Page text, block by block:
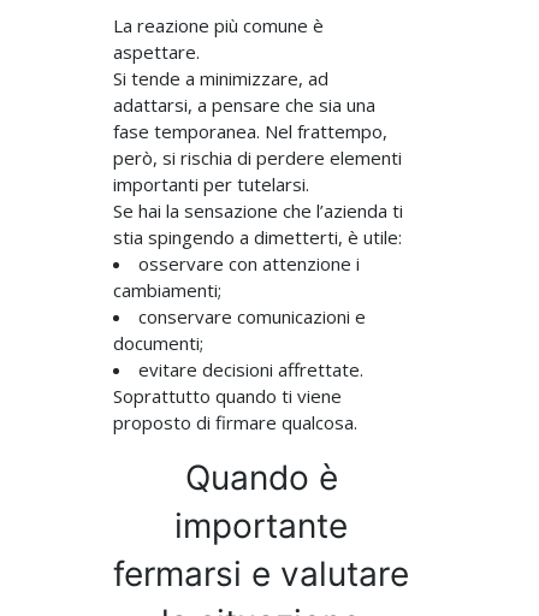
La reazione più comune è
aspettare.
Si tende a minimizzare, ad
adattarsi, a pensare che sia una
fase temporanea. Nel frattempo,
però, si rischia di perdere elementi
importanti per tutelarsi.
Se hai la sensazione che l’azienda ti
stia spingendo a dimetterti, è utile:
osservare con attenzione i
cambiamenti;
conservare comunicazioni e
documenti;
evitare decisioni affrettate.
Soprattutto quando ti viene
proposto di firmare qualcosa.
Quando è
importante
fermarsi e valutare